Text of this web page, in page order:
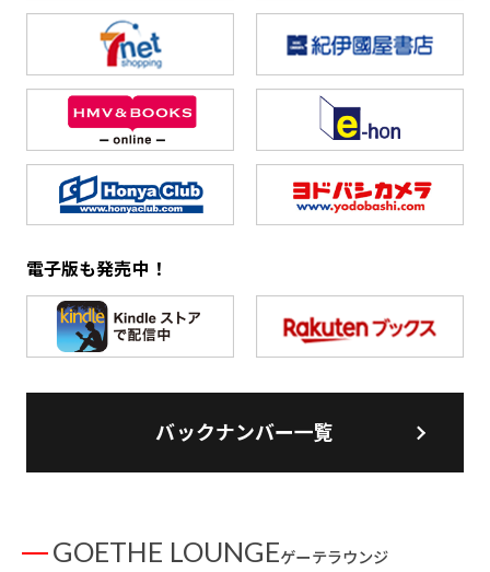
電子版も発売中！
バックナンバー一覧
GOETHE LOUNGEゲーテラウンジ